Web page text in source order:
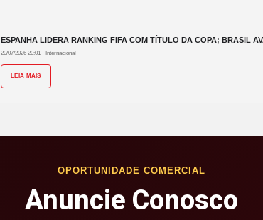
ESPANHA LIDERA RANKING FIFA COM TÍTULO DA COPA; BRASIL
20/07/2026 20:01 · Internacional
LEIA MAIS
OPORTUNIDADE COMERCIAL
Anuncie Conosco